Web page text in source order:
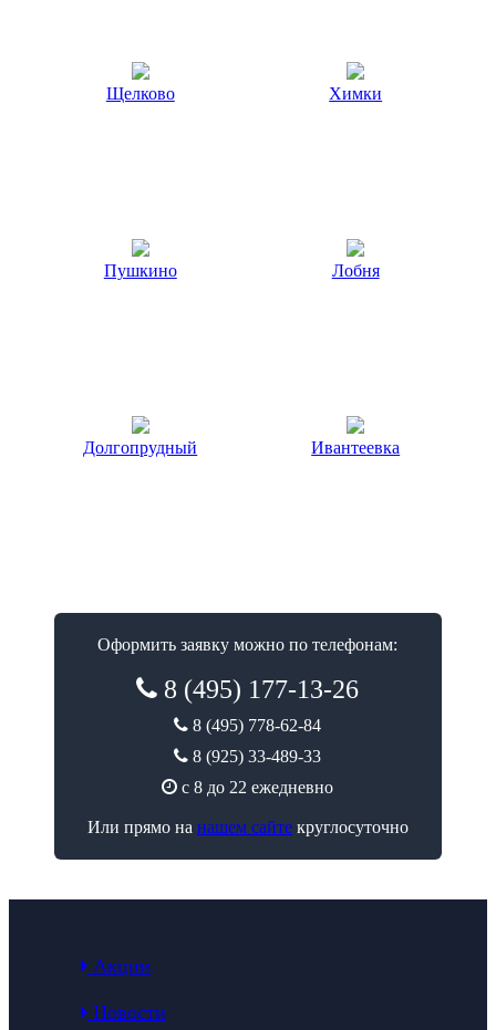
Щелково Химки
Пушкино Лобня
Долгопрудный Ивантеевка
Оформить заявку можно по телефонам:
8 (495) 177-13-26
8 (495) 778-62-84
8 (925) 33-489-33
с 8 до 22 ежедневно
Или прямо на нашем сайтекруглосуточно
Акции
Новости